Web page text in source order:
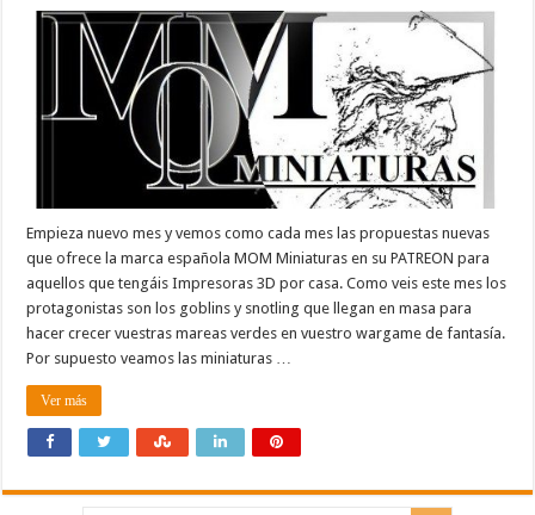
Empieza nuevo mes y vemos como cada mes las propuestas nuevas
que ofrece la marca española MOM Miniaturas en su PATREON para
aquellos que tengáis Impresoras 3D por casa. Como veis este mes los
protagonistas son los goblins y snotling que llegan en masa para
hacer crecer vuestras mareas verdes en vuestro wargame de fantasía.
Por supuesto veamos las miniaturas …
Ver más